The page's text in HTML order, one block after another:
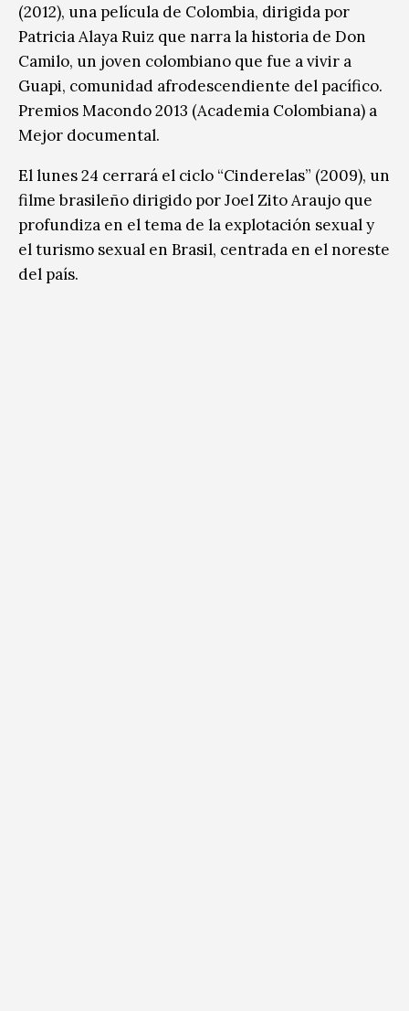
(2012), una película de Colombia, dirigida por
Patricia Alaya Ruiz que narra la historia de Don
Camilo, un joven colombiano que fue a vivir a
Guapi, comunidad afrodescendiente del pacífico.
Premios Macondo 2013 (Academia Colombiana) a
Mejor documental.
El lunes 24 cerrará el ciclo “Cinderelas” (2009), un
filme brasileño dirigido por Joel Zito Araujo que
profundiza en el tema de la explotación sexual y
el turismo sexual en Brasil, centrada en el noreste
del país.